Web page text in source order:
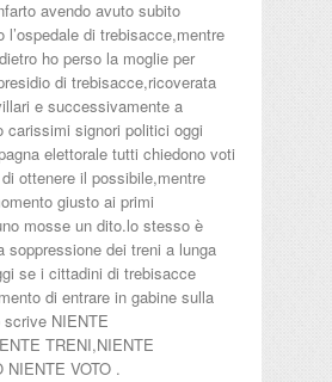
avendo avuto subito
l’ospedale di trebisacce,mentre
ho perso la moglie per
di trebisacce,ricoverata
e successivamente a
carissimi signori politici oggi
elettorale tutti chiedono voti
ottenere il possibile,mentre
giusto ai primi
mosse un dito.lo stesso è
soppressione dei treni a lunga
se i cittadini di trebisacce
di entrare in gabine sulla
NIENTE
TRENI,NIENTE
NIENTE VOTO .